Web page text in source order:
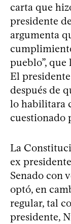
carta que
presidente
argumenta
pueblo”,
El
después de
lo habilitara
cuestionado
La
ex
Senado con
optó, en
regular, tal
presidente,